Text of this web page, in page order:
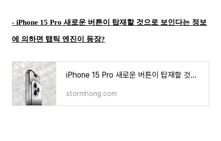
- iPhone 15 Pro 새로운 버튼이 탑재할 것으로 보인다는 정보
에 의하면 탭틱 엔진이 등장?
iPhone 15 Pro 새로운 버튼이 탑재할 것으로 보인다는 정보 등장?
stormhong.com